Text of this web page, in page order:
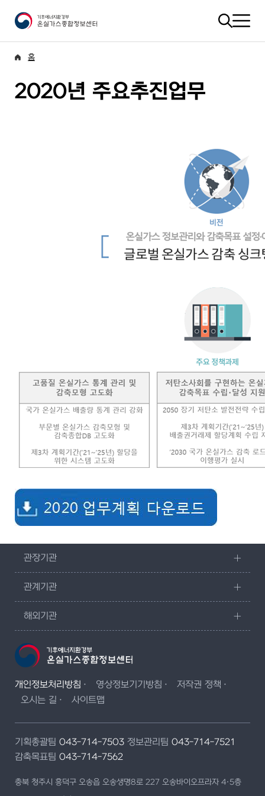
홈
2020년 주요추진업무
관장기관
관계기관
해외기관
개인정보처리방침 영상정보기기방침
저작권 정책
오시는 길
사이트맵
기획총괄팀 043-714-7503 정보관리팀 043-714-7521
감축목표팀 043-714-7562
충북 청주시 흥덕구 오송읍 오송생명8로 227 오송바이오프라자 4·5층